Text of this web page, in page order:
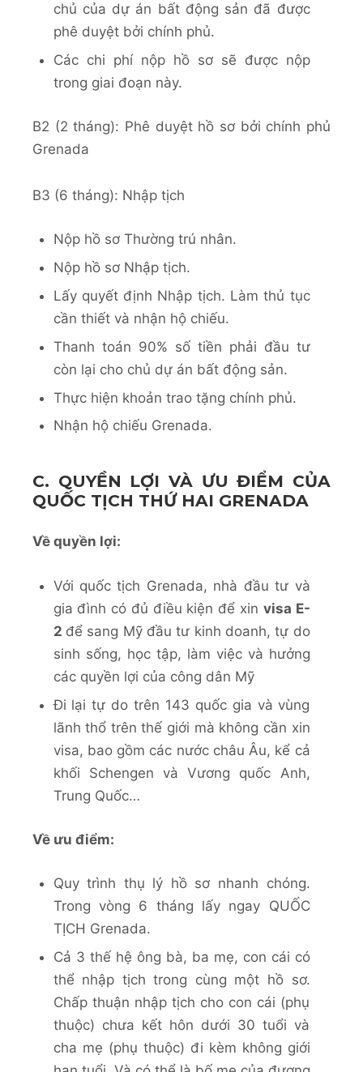
chủ của dự án bất động sản đã được
phê duyệt bởi chính phủ.
Các chi phí nộp hồ sơ sẽ được nộp
trong giai đoạn này.
B2 (2 tháng): Phê duyệt hồ sơ bởi chính phủ
Grenada
B3 (6 tháng): Nhập tịch
Nộp hồ sơ Thường trú nhân.
Nộp hồ sơ Nhập tịch.
Lấy quyết định Nhập tịch. Làm thủ tục
cần thiết và nhận hộ chiếu.
Thanh toán 90% số tiền phải đầu tư
còn lại cho chủ dự án bất động sản.
Thực hiện khoản trao tặng chính phủ.
Nhận hộ chiếu Grenada.
C. QUYỀN LỢI VÀ ƯU ĐIỂM CỦA
QUỐC TỊCH THỨ HAI GRENADA
Về quyền lợi:
Với quốc tịch Grenada, nhà đầu tư và
gia đình có đủ điều kiện để xin visa E-
2 để sang Mỹ đầu tư kinh doanh, tự do
sinh sống, học tập, làm việc và hưởng
các quyền lợi của công dân Mỹ
Đi lại tự do trên 143 quốc gia và vùng
lãnh thổ trên thế giới mà không cần xin
visa, bao gồm các nước châu Âu, kể cả
khối Schengen và Vương quốc Anh,
Trung Quốc…
Về ưu điểm:
Quy trình thụ lý hồ sơ nhanh chóng.
Trong vòng 6 tháng lấy ngay QUỐC
TỊCH Grenada.
Cả 3 thế hệ ông bà, ba mẹ, con cái có
thể nhập tịch trong cùng một hồ sơ.
Chấp thuận nhập tịch cho con cái (phụ
thuộc) chưa kết hôn dưới 30 tuổi và
cha mẹ (phụ thuộc) đi kèm không giới